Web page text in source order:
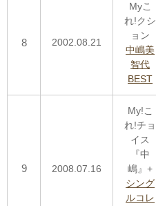
8 2002.08.21
Myこ
れ!クシ
ョン
中嶋美
智代
BEST
9 2008.07.16
My!こ
れ!チョ
イス
『中
嶋』+
シング
ルコレ